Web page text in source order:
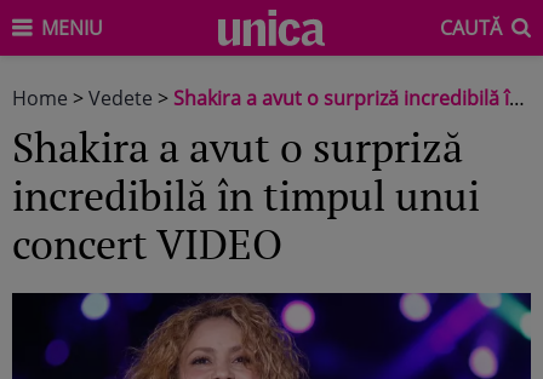
MENIU CAUTĂ
Home >Vedete > Shakira a avut o surpriză incredibilă în timpul unui concert VIDEO
Shakira a avut o surpriză
incredibilă în timpul unui
concert VIDEO